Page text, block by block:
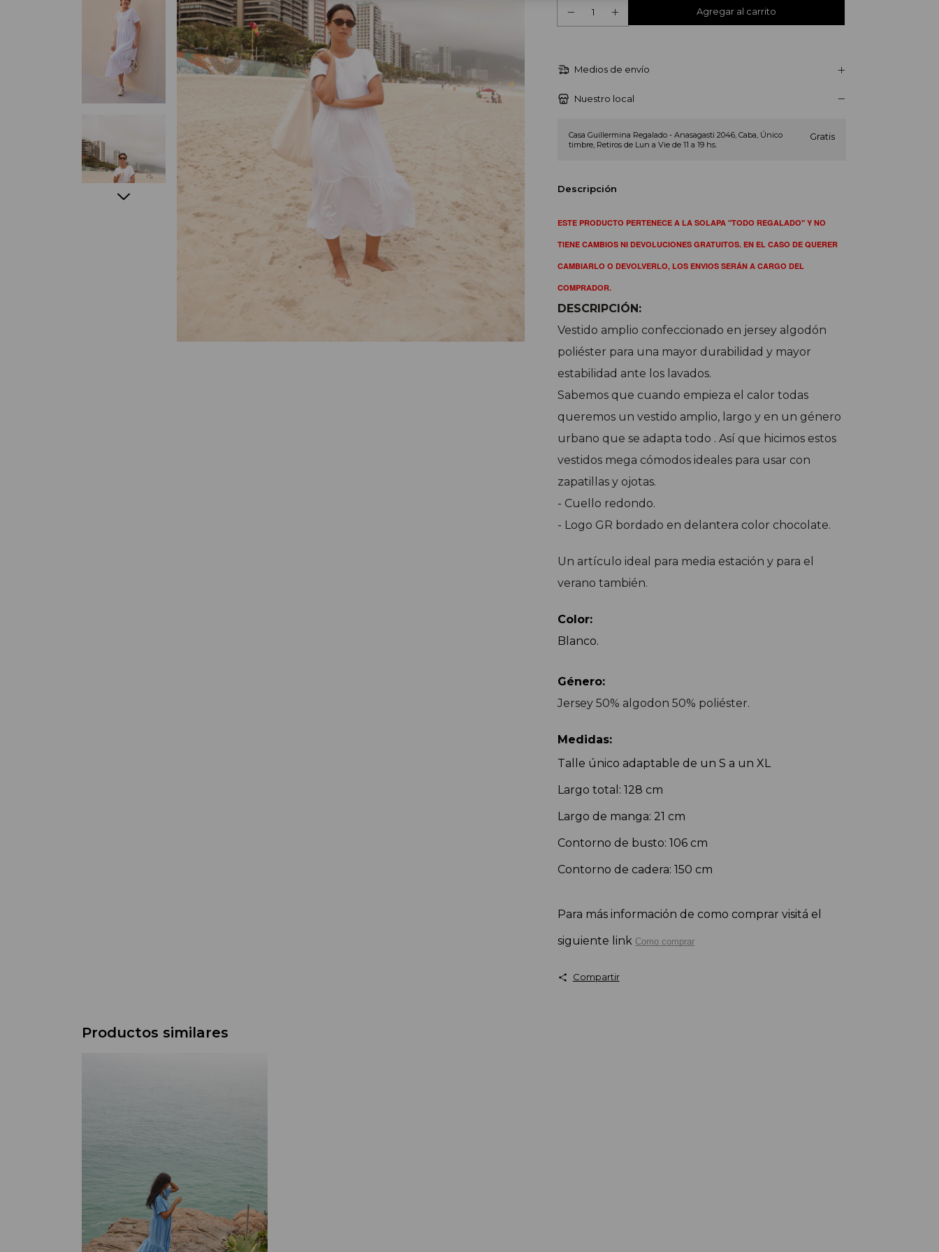
Medios de envío
Nuestro local
Casa Guillermina Regalado - Anasagasti 2046, Caba, Único
timbre, Retiros de Lun a Vie de 11 a 19 hs.
Gratis
Descripción
ESTE PRODUCTO PERTENECE A LA SOLAPA "TODO REGALADO" Y NO
TIENE CAMBIOS NI DEVOLUCIONES GRATUITOS. EN EL CASO DE QUERER
CAMBIARLO O DEVOLVERLO, LOS ENVIOS SERÁN A CARGO DEL
COMPRADOR.
DESCRIPCIÓN:
Vestido amplio confeccionado en jersey algodón
poliéster para una mayor durabilidad y mayor
estabilidad ante los lavados.
Sabemos que cuando empieza el calor todas
queremos un vestido amplio, largo y en un género
urbano que se adapta todo . Así que hicimos estos
vestidos mega cómodos ideales para usar con
zapatillas y ojotas.
- Cuello redondo.
- Logo GR bordado en delantera color chocolate.
Un artículo ideal para media estación y para el
verano también.
Color:
Blanco.
Género:
Jersey 50% algodon 50% poliéster.
Medidas:
Talle único adaptable de un S a un XL
Largo total: 128 cm
Largo de manga: 21 cm
Contorno de busto: 106 cm
Contorno de cadera: 150 cm
Para más información de como comprar visitá el
siguiente link Como comprar
Compartir
Productos similares